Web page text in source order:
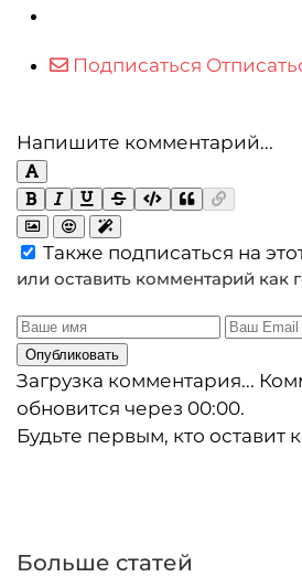
Подписаться
Напишите комментарий...
Также подписаться на
или оставить комментарий как
Опубликовать
Загрузка комментария...
обновится через 00:00.
Будьте первым, кто оставит
Больше статей